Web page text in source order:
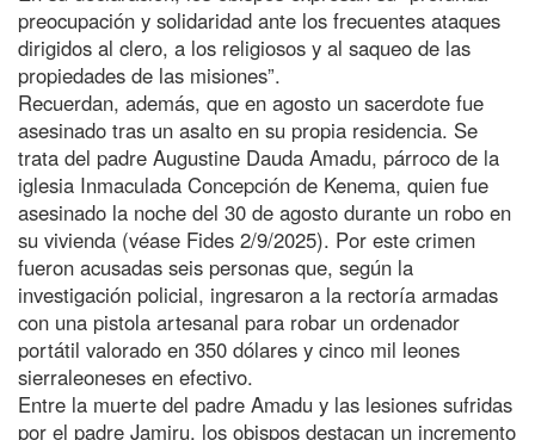
preocupación y solidaridad ante los frecuentes ataques
dirigidos al clero, a los religiosos y al saqueo de las
propiedades de las misiones”.
Recuerdan, además, que en agosto un sacerdote fue
asesinado tras un asalto en su propia residencia. Se
trata del padre Augustine Dauda Amadu, párroco de la
iglesia Inmaculada Concepción de Kenema, quien fue
asesinado la noche del 30 de agosto durante un robo en
su vivienda (véase Fides 2/9/2025). Por este crimen
fueron acusadas seis personas que, según la
investigación policial, ingresaron a la rectoría armadas
con una pistola artesanal para robar un ordenador
portátil valorado en 350 dólares y cinco mil leones
sierraleoneses en efectivo.
Entre la muerte del padre Amadu y las lesiones sufridas
por el padre Jamiru, los obispos destacan un incremento